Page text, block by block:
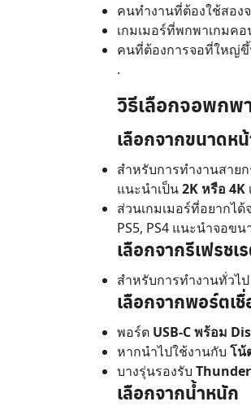
คนทำงานที่ต้องใช้สอง
เกมเมอร์ที่พกพาเกมค
คนที่ต้องการจอที่ใหญ่ขึ้
.
วิธีเลือกจอพกพ
เลือกจากขนาดห
สำหรับการทำงานสาย
แนะนำเป็น2K หรือ 4K
ส่วนเกมเมอร์ที่อยากไ
PS5, PS4 แนะนำจอขน
เลือกจากรีเฟรชเ
สำหรับการทำงานทั่วไ
เลือกจากพอร์ตเ
พอร์ต USB-C พร้อม
หากนำไปใช้งานกับ โน้
บางรุ่นรองรับ
เลือกจากน้ำหนัก